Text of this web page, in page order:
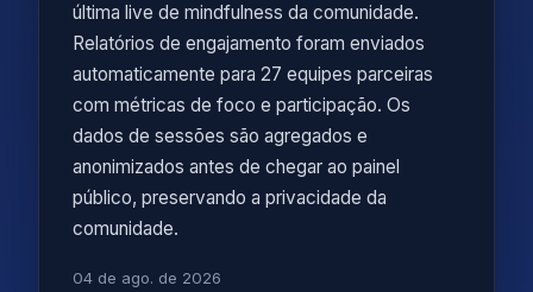
última live de mindfulness da comunidade.
Relatórios de engajamento foram enviados
automaticamente para 27 equipes parceiras
com métricas de foco e participação. Os
dados de sessões são agregados e
anonimizados antes de chegar ao painel
público, preservando a privacidade da
comunidade.
04 de ago. de 2026